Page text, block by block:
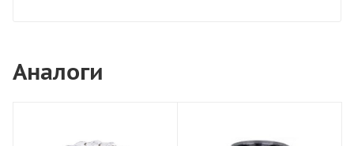
Аналоги